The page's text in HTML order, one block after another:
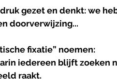
gezet en denkt: we
doorverwijzing...
fixatie” noemen:
iedereen blijft zoeken
raakt.